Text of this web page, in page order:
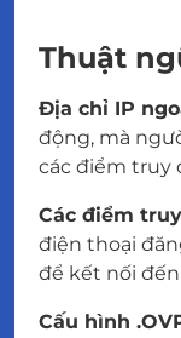
Thuật
Địa chỉ IP
động, mà
các điểm truy
Các điểm
điện thoại
để kết nối đến
Cấu hình